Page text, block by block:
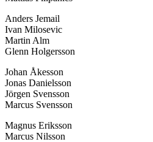
Anders Jemail
Ivan Milosevic
Martin Alm
Glenn Holgersson
Johan Åkesson
Jonas Danielsson
Jörgen Svensson
Marcus Svensson
Magnus Eriksson
Marcus Nilsson